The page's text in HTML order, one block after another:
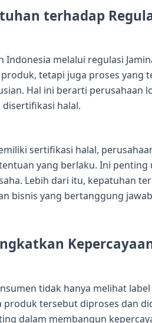
terhadap
Indonesia melalui regulasi
tetapi juga proses yang
Hal ini berarti perusahaan
halal.
sertifikasi halal,
yang berlaku. Ini
Lebih dari itu, kepatuhan
bisnis yang bertanggung
tidak hanya melihat
produk tersebut diproses dan
dalam membangun